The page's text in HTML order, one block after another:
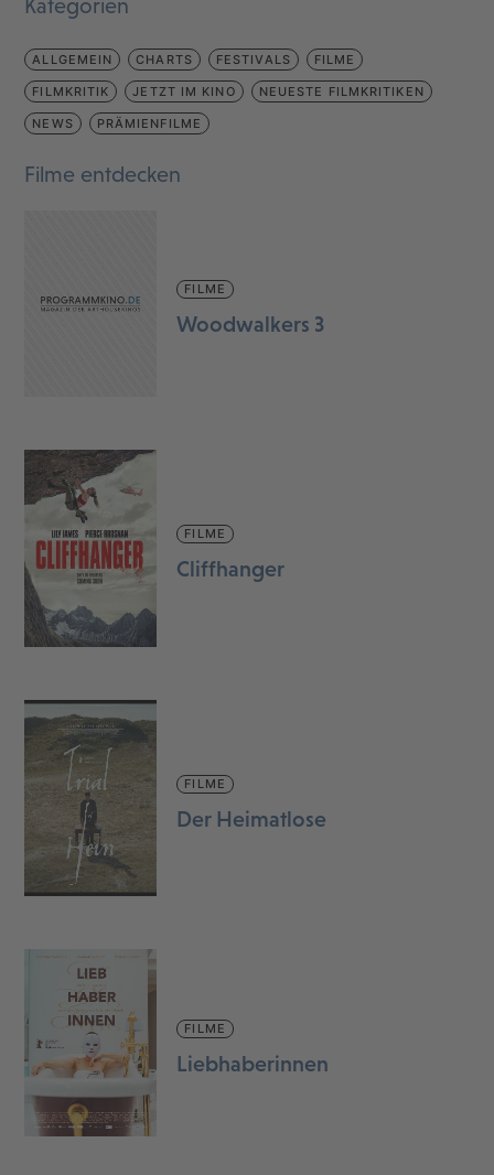
Kategorien
ALLGEMEIN CHARTS FESTIVALS FILME
FILMKRITIK JETZT IM KINO NEUESTE FILMKRITIKEN
NEWS PRÄMIENFILME
Filme entdecken
FILME
Woodwalkers 3
FILME
Cliffhanger
FILME
Der Heimatlose
FILME
Liebhaberinnen